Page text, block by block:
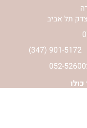
(347) 901-5172